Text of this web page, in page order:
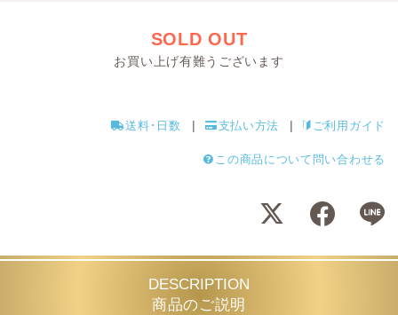
SOLD OUT
お買い上げ有難うございます
送料･日数 支払い方法 ご利用ガイド
この商品について問い合わせる
DESCRIPTION
商品のご説明